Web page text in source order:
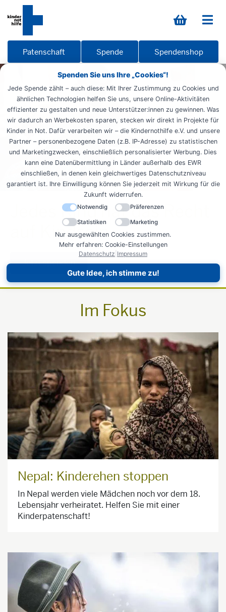
Spenden Sie uns Ihre „Cookies“!
Jede Spende zählt – auch diese: Mit Ihrer Zustimmung zu Cookies und
ähnlichen Technologien helfen Sie uns, unsere Online-Aktivitäten
effizienter zu gestalten und neue Unterstützer:innen zu gewinnen. Was
wir dadurch an Werbekosten sparen, stecken wir direkt in Projekte für
Kinder in Not. Dafür verarbeiten wir – die Kindernothilfe e.V. und unsere
Partner – personenbezogene Daten (z.B. IP-Adresse) zu statistischen
und Marketingzwecken, einschließlich personalisierter Werbung. Dies
kann eine Datenübermittlung in Länder außerhalb des EWR
einschließen, in denen kein gleichwertiges Datenschutzniveau
garantiert ist. Ihre Einwilligung können Sie jederzeit mit Wirkung für die
Zukunft widerrufen.
Notwendig Präferenzen
Statistiken Marketing
Nur ausgewählten Cookies zustimmen.
Mehr erfahren: Cookie-Einstellungen
Datenschutz Impressum
Gute Idee, ich stimme zu!
Patenschaft Spende Spendenshop
Jedes Kind hat das Recht
auf Kindsein
Jetzt spenden
Im Fokus
Nepal: Kinderehen stoppen
In Nepal werden viele Mädchen noch vor dem 18.
Lebensjahr verheiratet. Helfen Sie mit einer
Kinderpatenschaft!